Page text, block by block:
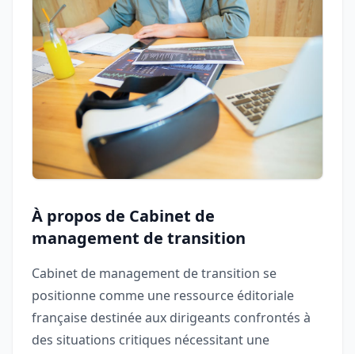
À propos de Cabinet de
management de transition
Cabinet de management de transition se
positionne comme une ressource éditoriale
française destinée aux dirigeants confrontés à
des situations critiques nécessitant une